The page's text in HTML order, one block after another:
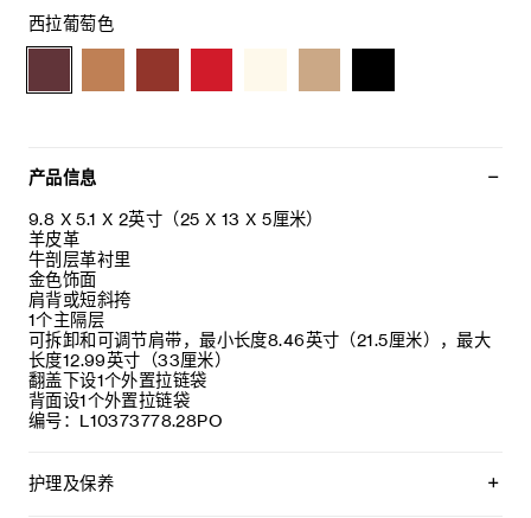
西拉葡萄色
产品信息
9.8 X 5.1 X 2英寸（25 X 13 X 5厘米）
羊皮革
牛剖层革衬里
金色饰面
肩背或短斜挎
1个主隔层
可拆卸和可调节肩带，最小长度8.46英寸（21.5厘米），最大
长度12.99英寸（33厘米）
翻盖下设1个外置拉链袋
背面设1个外置拉链袋
编号：L10373778.28PO
护理及保养